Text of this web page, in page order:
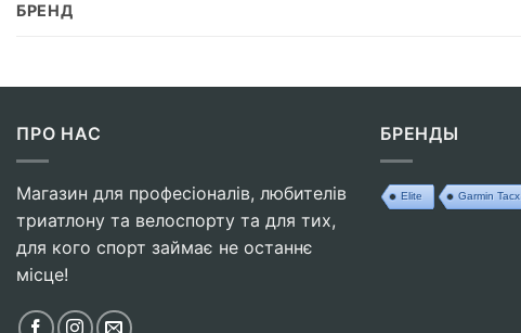
БРЕНД
ПРО НАС
Магазин для професіоналів, любителів
триатлону та велоспорту та для тих,
для кого спорт займає не останнє
місце!
БРЕНДЫ
Elite Garmin Tacx